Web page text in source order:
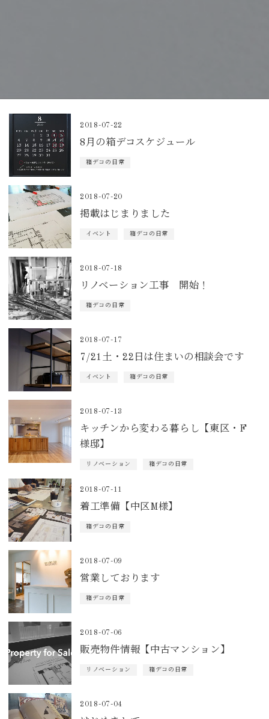
2018-07-22
8月の箱デコスケジュール
箱デコの日常
2018-07-20
掲載はじまりました
イベント 箱デコの日常
2018-07-18
リノベーション工事 開始！
箱デコの日常
2018-07-17
7/21土・22日は住まいの相談会です
イベント 箱デコの日常
2018-07-13
キッチンから変わる暮らし【東区・F
様邸】
リノベーション 箱デコの日常
2018-07-11
着工準備【中区M様】
箱デコの日常
2018-07-09
営業しております
箱デコの日常
2018-07-06
販売物件情報【中古マンション】
リノベーション 箱デコの日常
2018-07-04